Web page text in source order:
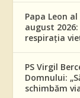
Papa Leon
august
respirația
PS Virgil
Domnului:
schimbăm